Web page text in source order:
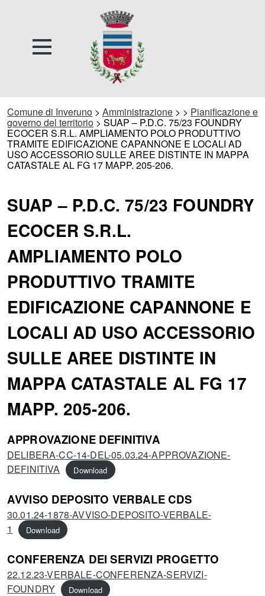
Comune di Inveruno > Amministrazione > > Pianificazione e
governo del territorio > SUAP – P.D.C. 75/23 FOUNDRY
ECOCER S.R.L. AMPLIAMENTO POLO PRODUTTIVO
TRAMITE EDIFICAZIONE CAPANNONE E LOCALI AD
USO ACCESSORIO SULLE AREE DISTINTE IN MAPPA
CATASTALE AL FG 17 MAPP. 205-206.
SUAP – P.D.C. 75/23 FOUNDRY
ECOCER S.R.L.
AMPLIAMENTO POLO
PRODUTTIVO TRAMITE
EDIFICAZIONE CAPANNONE E
LOCALI AD USO ACCESSORIO
SULLE AREE DISTINTE IN
MAPPA CATASTALE AL FG 17
MAPP. 205-206.
APPROVAZIONE DEFINITIVA
DELIBERA-CC-14-DEL-05.03.24-APPROVAZIONE-
DEFINITIVA
Download
AVVISO DEPOSITO VERBALE CDS
30.01.24-1878-AVVISO-DEPOSITO-VERBALE-
1
Download
CONFERENZA DEI SERVIZI PROGETTO
22.12.23-VERBALE-CONFERENZA-SERVIZI-
FOUNDRY
Download